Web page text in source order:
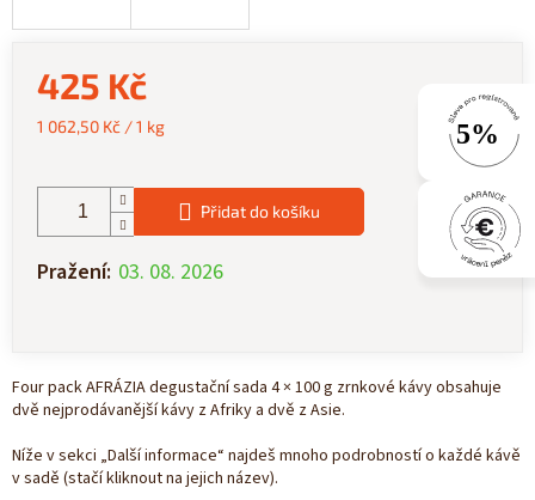
425 Kč
Měrná
1 062,50 Kč / 1 kg
Přidat do košíku
Pražení: 03. 08. 2026
Four pack AFRÁZIA degustační sada 4 × 100 g zrnkové kávy obsahuje
dvě nejprodávanější kávy z Afriky a dvě z Asie.
Níže v sekci „Další informace“ najdeš mnoho podrobností o každé kávě
v sadě (stačí kliknout na jejich název).